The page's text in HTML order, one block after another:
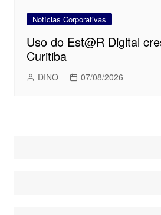
Notícias Corporativas
Uso do Est@R Digital
Curitiba
DINO 07/08/2026